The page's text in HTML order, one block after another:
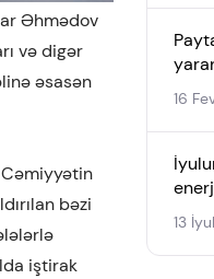
Əhmədov
və digər
əsasən
bəzi
iştirak
16
13